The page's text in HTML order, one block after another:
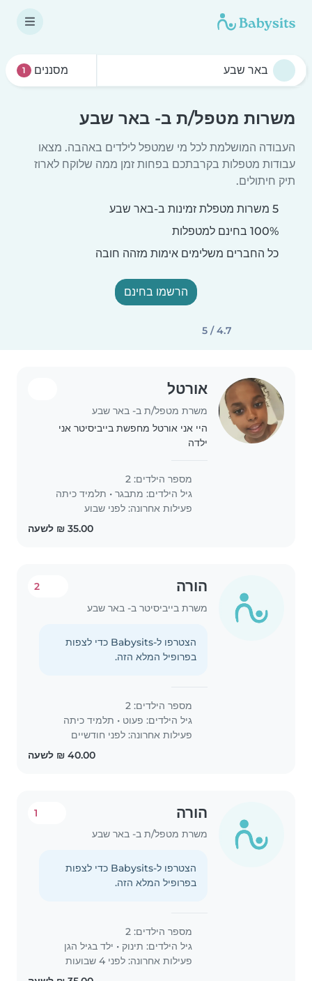
מסננים 1
משרות מטפל/ת ב- באר שבע
העבודה המושלמת לכל מי שמטפל לילדים באהבה. מצאו
עבודות מטפלות בקרבתכם בפחות זמן ממה שלוקח לארוז
תיק חיתולים.
5 משרות מטפלת זמינות ב-באר שבע
כל החברים משלימים אימות מזהה חובה
הרשמו בחינם
4.7 / 5
אורטל
משרת מטפל/ת ב- באר שבע
היי אני אורטל מחפשת בייביסיטר אני
ילדה
שרק התחילה את הלימודים וכבר אני
רוצה לעבוד כי אני רוצה להיות אחראית
יותר אז..
מספר הילדים: 2
גיל הילדים: מתבגר • תלמיד כיתה
פעילות אחרונה: לפני שבוע
הורה
משרת בייביסיטר ב- באר שבע
2
הצטרפו ל-Babysits כדי לצפות
בפרופיל המלא הזה.
מספר הילדים: 2
גיל הילדים: פעוט • תלמיד כיתה
פעילות אחרונה: לפני חודשיים
הורה
משרת מטפל/ת ב- באר שבע
1
הצטרפו ל-Babysits כדי לצפות
בפרופיל המלא הזה.
מספר הילדים: 2
גיל הילדים: תינוק • ילד בגיל הגן
פעילות אחרונה: לפני 4 שבועות